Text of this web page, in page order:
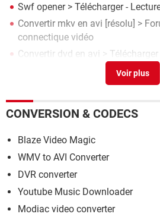
Swf opener> Télécharger -
Convertir mkv en avi [résolu] >
connectique vidéo
Convertir dvd en avi >
Telecharger macro convertir
CONVERSION & CODECS
Blaze Video Magic
WMV to AVI Converter
DVR converter
Youtube Music Downloader
Modiac video converter